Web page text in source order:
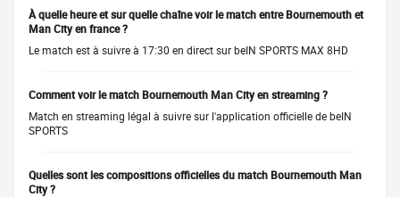
À quelle heure et sur quelle chaîne voir le match entre Bournemouth et
Man City en france ?
Le match est à suivre à 17:30 en direct sur beIN SPORTS MAX 8HD
Comment voir le match Bournemouth Man City en streaming ?
Match en streaming légal à suivre sur l'application officielle de beIN
SPORTS
Quelles sont les compositions officielles du match Bournemouth Man
City ?